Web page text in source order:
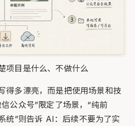
项目是什么、不做什么
得多漂亮，而是把使用场景和技
公众号”限定了场景，“纯前
统”则告诉 AI：后续不要为了实